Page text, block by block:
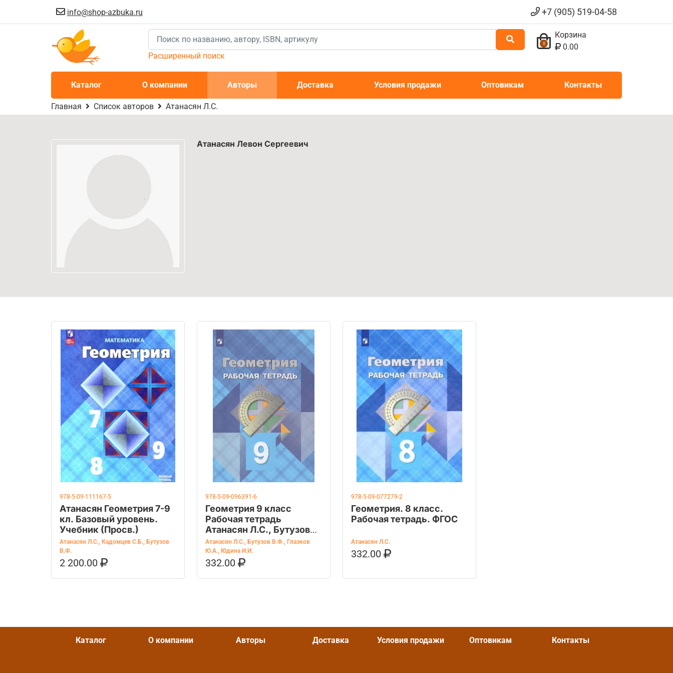
info@shop-azbuka.ru +7 (905) 519-04-58
Расширенный поиск
0
Корзина
0.00
Каталог О компании Авторы Доставка Условия продажи Оптовикам Контакты
Главная Список авторов Атанасян Л.С.
Атанасян Левон Сергеевич
978-5-09-111167-5
Атанасян Геометрия 7-9
кл. Базовый уровень.
Учебник (Просв.)
Атанасян Л.С., Кадомцев С.Б., Бутузов
В.Ф.
2 200.00
В КОРЗИНУ
978-5-09-096391-6
Геометрия 9 класс
Рабочая тетрадь
Атанасян Л.С., Бутузов
В.Ф.
Атанасян Л.С., Бутузов В.Ф., Глазков
Ю.А., Юдина И.И.
332.00
В КОРЗИНУ
978-5-09-077279-2
Геометрия. 8 класс.
Рабочая тетрадь. ФГОС
Атанасян Л.С.
332.00
В КОРЗИНУ
Каталог О компании Авторы Доставка Условия продажи Оптовикам Контакты